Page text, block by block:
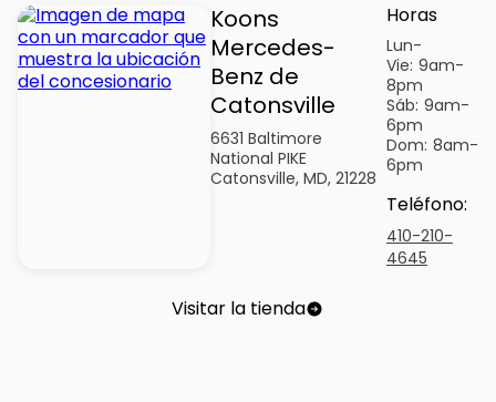
Koons
Mercedes-
Benz de
Catonsville
6631 Baltimore
National PIKE
Catonsville, MD, 21228
Horas
Lun-
Vie: 9am-
8pm
Sáb: 9am-
6pm
Dom: 8am-
6pm
Teléfono:
410-210-
4645
Visitar la tienda